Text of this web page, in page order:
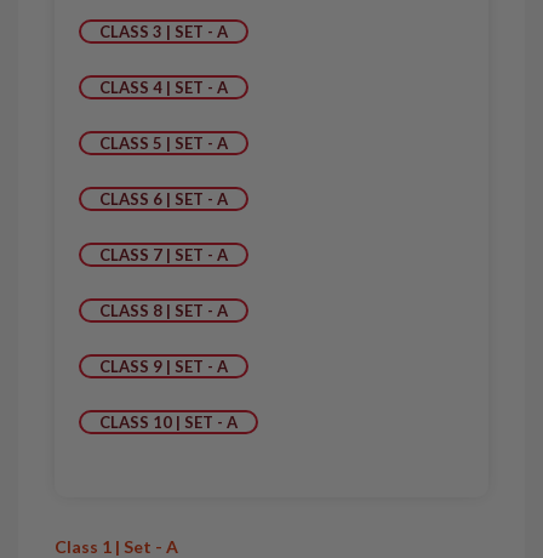
CLASS 3 | SET - A
CLASS 4 | SET - A
CLASS 5 | SET - A
CLASS 6 | SET - A
CLASS 7 | SET - A
CLASS 8 | SET - A
CLASS 9 | SET - A
CLASS 10 | SET - A
Class 1 | Set - A